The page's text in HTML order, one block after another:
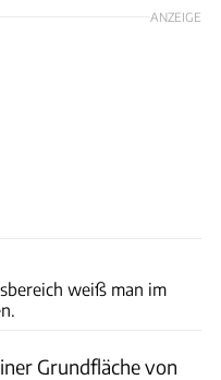
ANZEIGE
weiß man im
Grundfläche von